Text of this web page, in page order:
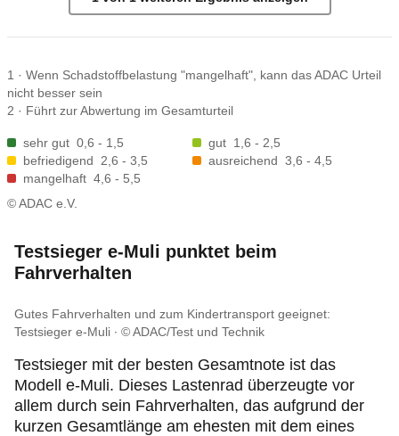
1 · Wenn Schadstoffbelastung "mangelhaft", kann das ADAC Urteil
nicht besser sein
2 · Führt zur Abwertung im Gesamturteil
sehr gut 0,6 - 1,5 gut 1,6 - 2,5
befriedigend
2,6 - 3,5 ausreichend 3,6 - 4,5
mangelhaft 4,6 - 5,5
© ADAC e.V.
Testsieger e-Muli punktet beim
Fahrverhalten
Gutes Fahrverhalten und zum Kindertransport geeignet:
Testsieger e-Muli
© ADAC/Test und Technik
Testsieger mit der besten Gesamtnote ist das
Modell e-Muli. Dieses Lastenrad überzeugte vor
allem durch sein Fahrverhalten, das aufgrund der
kurzen Gesamtlänge am ehesten mit dem eines